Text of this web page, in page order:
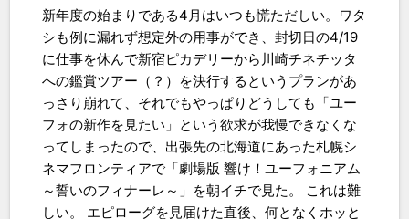
新年度の始まりである4月はいつも慌ただしい。ワタ
シも例に漏れず想定外の用事ができ、封切日の4/19
に仕事を休んで新宿ピカデリーから川崎チネチッタ
への鑑賞ツアー（？）を決行するというプランがあ
っさり崩れて、それでもやっぱりどうしても「ユー
フォの新作を見たい」という欲求が我慢できなくな
ってしまったので、出張先の北海道にあった札幌シ
ネマフロンティアで「劇場版 響け！ユーフォニアム
～誓いのフィナーレ～」を朝イチで見た。 これは難
しい。 エピローグを見届けた直後、何となくホッと